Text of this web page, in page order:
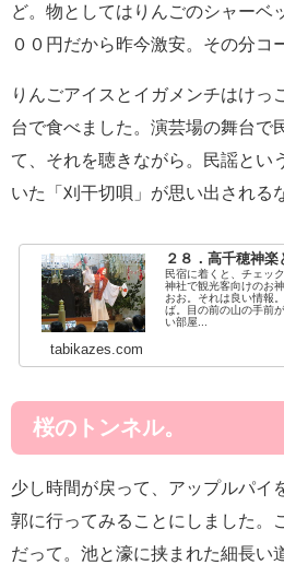
ど。物としてはりんごのシャーベ
００円だから昨今激安。その分コ
りんごアイスとイガメンチはけっ
台で食べました。演芸場の舞台で
て、それを聴きながら。民謡とい
いた「刈干切唄」が思い出される
２８．高千穂神楽
民宿に着くと、チェッ
神社で観光客向けのお
おお。それは良い情報
ば。目の前の山の手前
い部屋...
tabikazes.com
桜のトンネル。
少し時間が戻って、アップルパイ
郭に行ってみることにしました。
だって。池と濠に挟まれた細長い